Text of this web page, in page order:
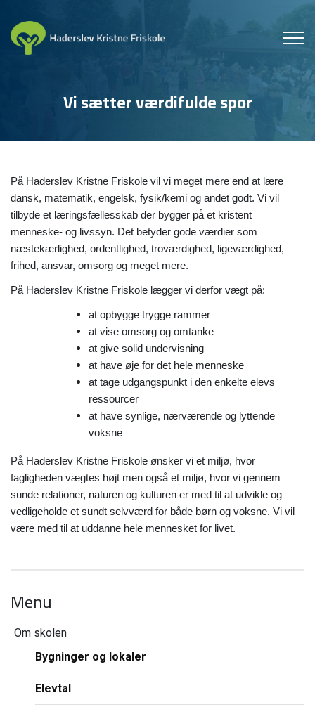
hovedindhold
Vi sætter værdifulde spor
På Haderslev Kristne Friskole vil vi meget mere end at lære
dansk, matematik, engelsk, fysik/kemi og andet godt. Vi vil
tilbyde et læringsfællesskab der bygger på et kristent
menneske- og livssyn. Det betyder gode værdier som
næstekærlighed, ordentlighed, troværdighed, ligeværdighed,
frihed, ansvar, omsorg og meget mere.
På Haderslev Kristne Friskole lægger vi derfor vægt på:
at opbygge trygge rammer
at vise omsorg og omtanke
at give solid undervisning
at have øje for det hele menneske
at tage udgangspunkt i den enkelte elevs
ressourcer
at have synlige, nærværende og lyttende
voksne
På Haderslev Kristne Friskole ønsker vi et miljø, hvor
fagligheden vægtes højt men også et miljø, hvor vi gennem
sunde relationer, naturen og kulturen er med til at udvikle og
vedligeholde et sundt selvværd for både børn og voksne. Vi vil
være med til at uddanne hele mennesket for livet.
Menu
Om skolen
Bygninger og lokaler
Elevtal